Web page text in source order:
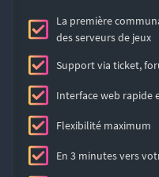
La première
des serveurs de jeux
Support via ticket,
Interface web rapide
Flexibilité maximum
En 3 minutes vers